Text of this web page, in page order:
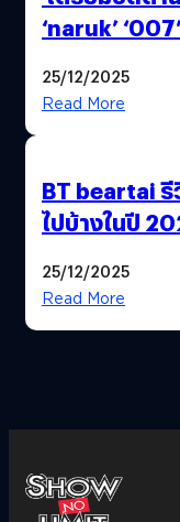
‘naruk’
25/12/2025
Read More
BT beartai
ไปบ้างในปี
25/12/2025
Read More